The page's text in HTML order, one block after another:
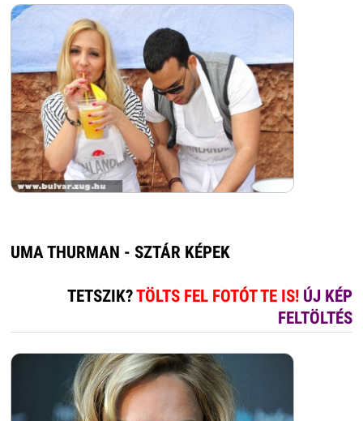
UMA THURMAN - SZTÁR KÉPEK
TETSZIK?TÖLTS FEL FOTÓT TE IS! ÚJ KÉP
FELTÖLTÉS